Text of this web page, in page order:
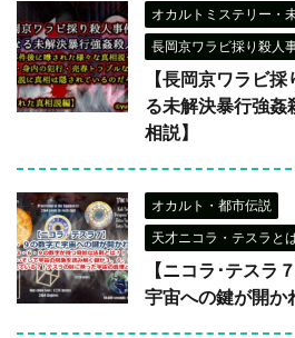
オカルトミステリー・
長岡京ワラビ採り殺人
【長岡京ワラビ
る未解決暴行強姦
相説】
オカルト・都市伝説
天才ニコラ・テスラと
【ニコラ･テスラ
宇宙への鍵が開か